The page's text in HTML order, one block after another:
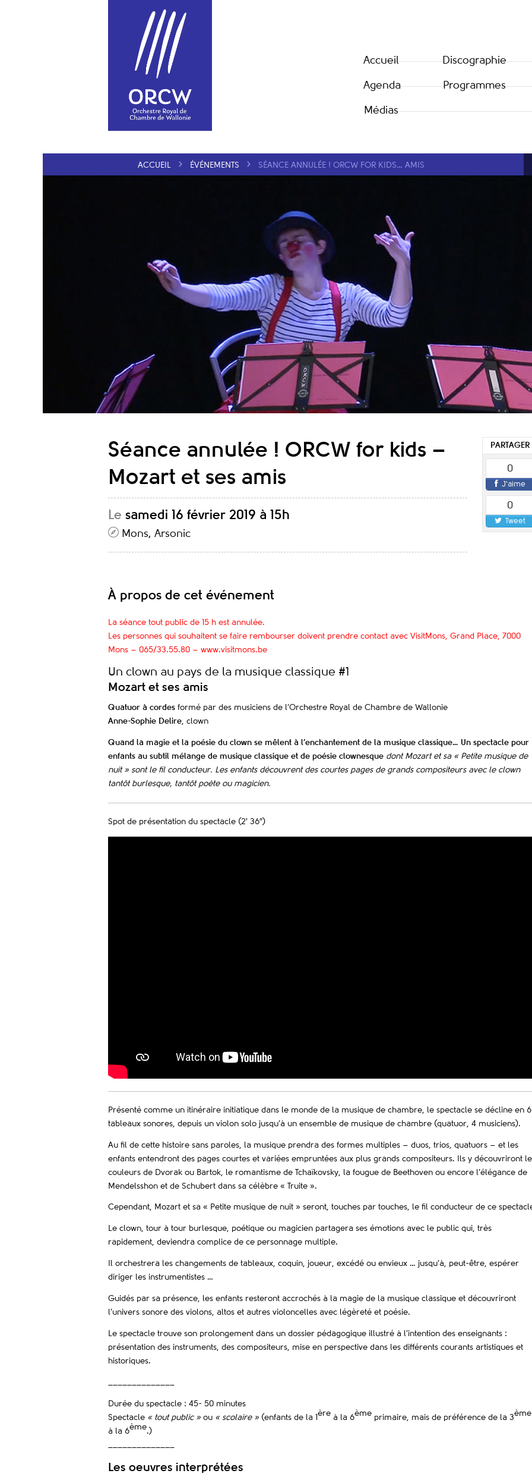
Accueil
Agenda
Médias
Discographie
Programmes
ACCUEIL ÉVÉNEMENTS SÉANCE ANNULÉE ! ORCW FOR KIDS… AMIS
Séance annulée ! ORCW for kids –
Mozart et ses amis
Le samedi 16 février 2019 à 15h
Mons, Arsonic
À propos de cet événement
La séance tout public de 15 h est annulée.
Les personnes qui souhaitent se faire rembourser doivent prendre contact avec VisitMons, Grand Place, 7000
Mons – 065/33.55.80 – www.visitmons.be
Un clown au pays de la musique classique #1
Mozart et ses amis
Quatuor à cordes formé par des musiciens de l’Orchestre Royal de Chambre de Wallonie
Anne-Sophie Delire, clown
Quand la magie et la poésie du clown se mêlent à l’enchantement de la musique classique… Un spectacle pour
enfants au subtil mélange de musique classique et de poésie clownesque dont Mozart et sa « Petite musique de
nuit » sont le fil conducteur. Les enfants découvrent des courtes pages de grands compositeurs avec le clown
tantôt burlesque, tantôt poète ou magicien.
Spot de présentation du spectacle (2′ 36″)
Présenté comme un itinéraire initiatique dans le monde de la musique de chambre, le spectacle se décline en 6
tableaux sonores, depuis un violon solo jusqu’à un ensemble de musique de chambre (quatuor, 4 musiciens).
Au fil de cette histoire sans paroles, la musique prendra des formes multiples – duos, trios, quatuors – et les
enfants entendront des pages courtes et variées empruntées aux plus grands compositeurs. Ils y découvriront
couleurs de Dvorak ou Bartok, le romantisme de Tchaïkovsky, la fougue de Beethoven ou encore l’élégance de
Mendelsshon et de Schubert dans sa célèbre « Truite ».
Cependant, Mozart et sa « Petite musique de nuit » seront, touches par touches, le fil conducteur de ce
Le clown, tour à tour burlesque, poétique ou magicien partagera ses émotions avec le public qui, très
rapidement, deviendra complice de ce personnage multiple.
Il orchestrera les changements de tableaux, coquin, joueur, excédé ou envieux … jusqu’à, peut-être, espérer
diriger les instrumentistes …
Guidés par sa présence, les enfants resteront accrochés à la magie de la musique classique et découvriront
l’univers sonore des violons, altos et autres violoncelles avec légèreté et poésie.
Le spectacle trouve son prolongement dans un dossier pédagogique illustré à l’intention des enseignants :
présentation des instruments, des compositeurs, mise en perspective dans les différents courants artistiques et
historiques.
Durée du spectacle : 45- 50 minutes
Spectacle « tout public » ou « scolaire » (enfants de la 1 ère à la 6ème primaire, mais de préférence de la 3ème
à la 6ème.)
Les oeuvres interprétées
PARTAGER
0
J'aime
0
Tweet